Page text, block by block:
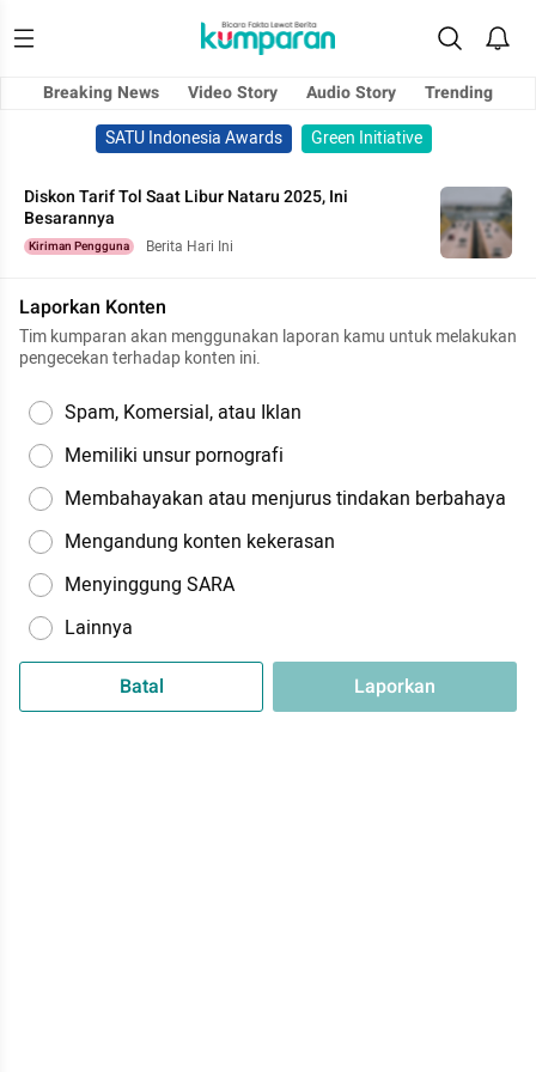
Breaking News Video Story Audio Story
Trending
SATU Indonesia Awards
Green Initiative
Diskon Tarif Tol Saat Libur Nataru 2025, Ini
Besarannya
Kiriman Pengguna Berita Hari Ini
Laporkan Konten
Tim kumparan akan menggunakan laporan kamu untuk melakukan
pengecekan terhadap konten ini.
Spam, Komersial, atau Iklan
Memiliki unsur pornografi
Membahayakan atau menjurus tindakan berbahaya
Mengandung konten kekerasan
Menyinggung SARA
Lainnya
Batal Laporkan